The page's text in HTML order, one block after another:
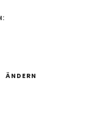
ÄNDERN